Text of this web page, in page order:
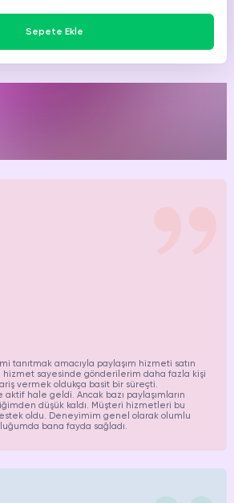
Sepete Ekle
tanıtmak amacıyla paylaşım hizmeti satın
hizmet sayesinde gönderilerim daha fazla kişi
vermek oldukça basit bir süreçti.
aktif hale geldi. Ancak bazı paylaşımların
düşük kaldı. Müşteri hizmetleri bu
oldu. Deneyimim genel olarak olumlu
bana fayda sağladı.